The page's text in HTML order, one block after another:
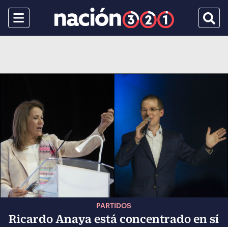
Menu
PARTIDOS
Ricardo Anaya está concentrado en sí